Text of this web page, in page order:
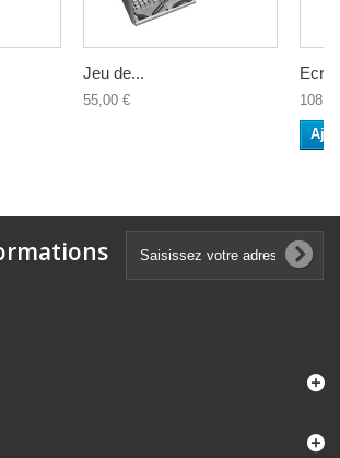
Jeu de...
55,00 €